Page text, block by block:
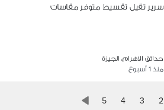
سرير تقيل تقسيط متوفر مقاسات
حدائق الاهرام، الجيزة
منذ 1 أسبوع
2
3
4
5